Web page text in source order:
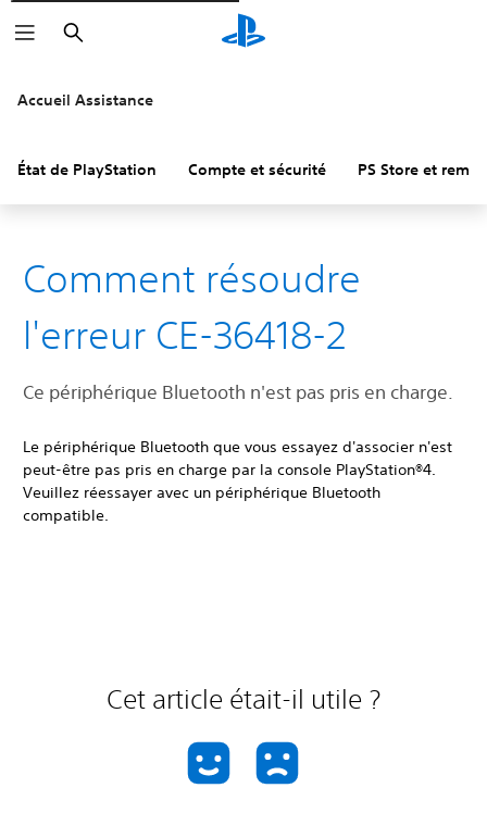
Rechercher
Accueil Assistance
État de PlayStation Compte et sécurité PS Store et
Comment résoudre
l'erreur CE-36418-2
Ce périphérique Bluetooth n'est pas pris en charge.
Le périphérique Bluetooth que vous essayez d'associer n'est
peut-être pas pris en charge par la console PlayStation®4.
Veuillez réessayer avec un périphérique Bluetooth
compatible.
Cet article était-il utile ?